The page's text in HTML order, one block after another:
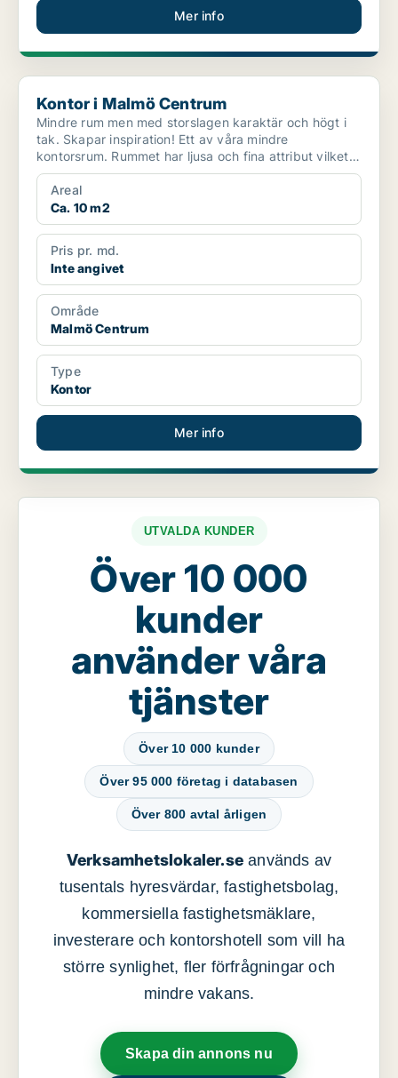
Mer info
Kontor i Malmö Centrum
Kontor i Malmö Centrum
Mindre rum men med storslagen karaktär och högt i
tak. Skapar inspiration! Ett av våra mindre
kontorsrum. Rummet har ljusa och fina attribut vilket
skapar...
Areal
Ca. 10 m2
Pris pr. md.
Inte angivet
Område
Malmö Centrum
Type
Kontor
Mer info
UTVALDA KUNDER
Över 10 000
kunder
använder våra
tjänster
Över 10 000 kunder
Över 95 000 företag i databasen
Över 800 avtal årligen
Verksamhetslokaler.se används av
tusentals hyresvärdar, fastighetsbolag,
kommersiella fastighetsmäklare,
investerare och kontorshotell som vill ha
större synlighet, fler förfrågningar och
mindre vakans.
Skapa din annons nu